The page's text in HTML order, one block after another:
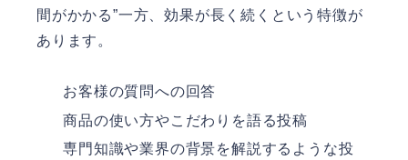
間がかかる”一方、効果が長く続くという特徴が
あります。
お客様の質問への回答
商品の使い方やこだわりを語る投稿
専門知識や業界の背景を解説するような投